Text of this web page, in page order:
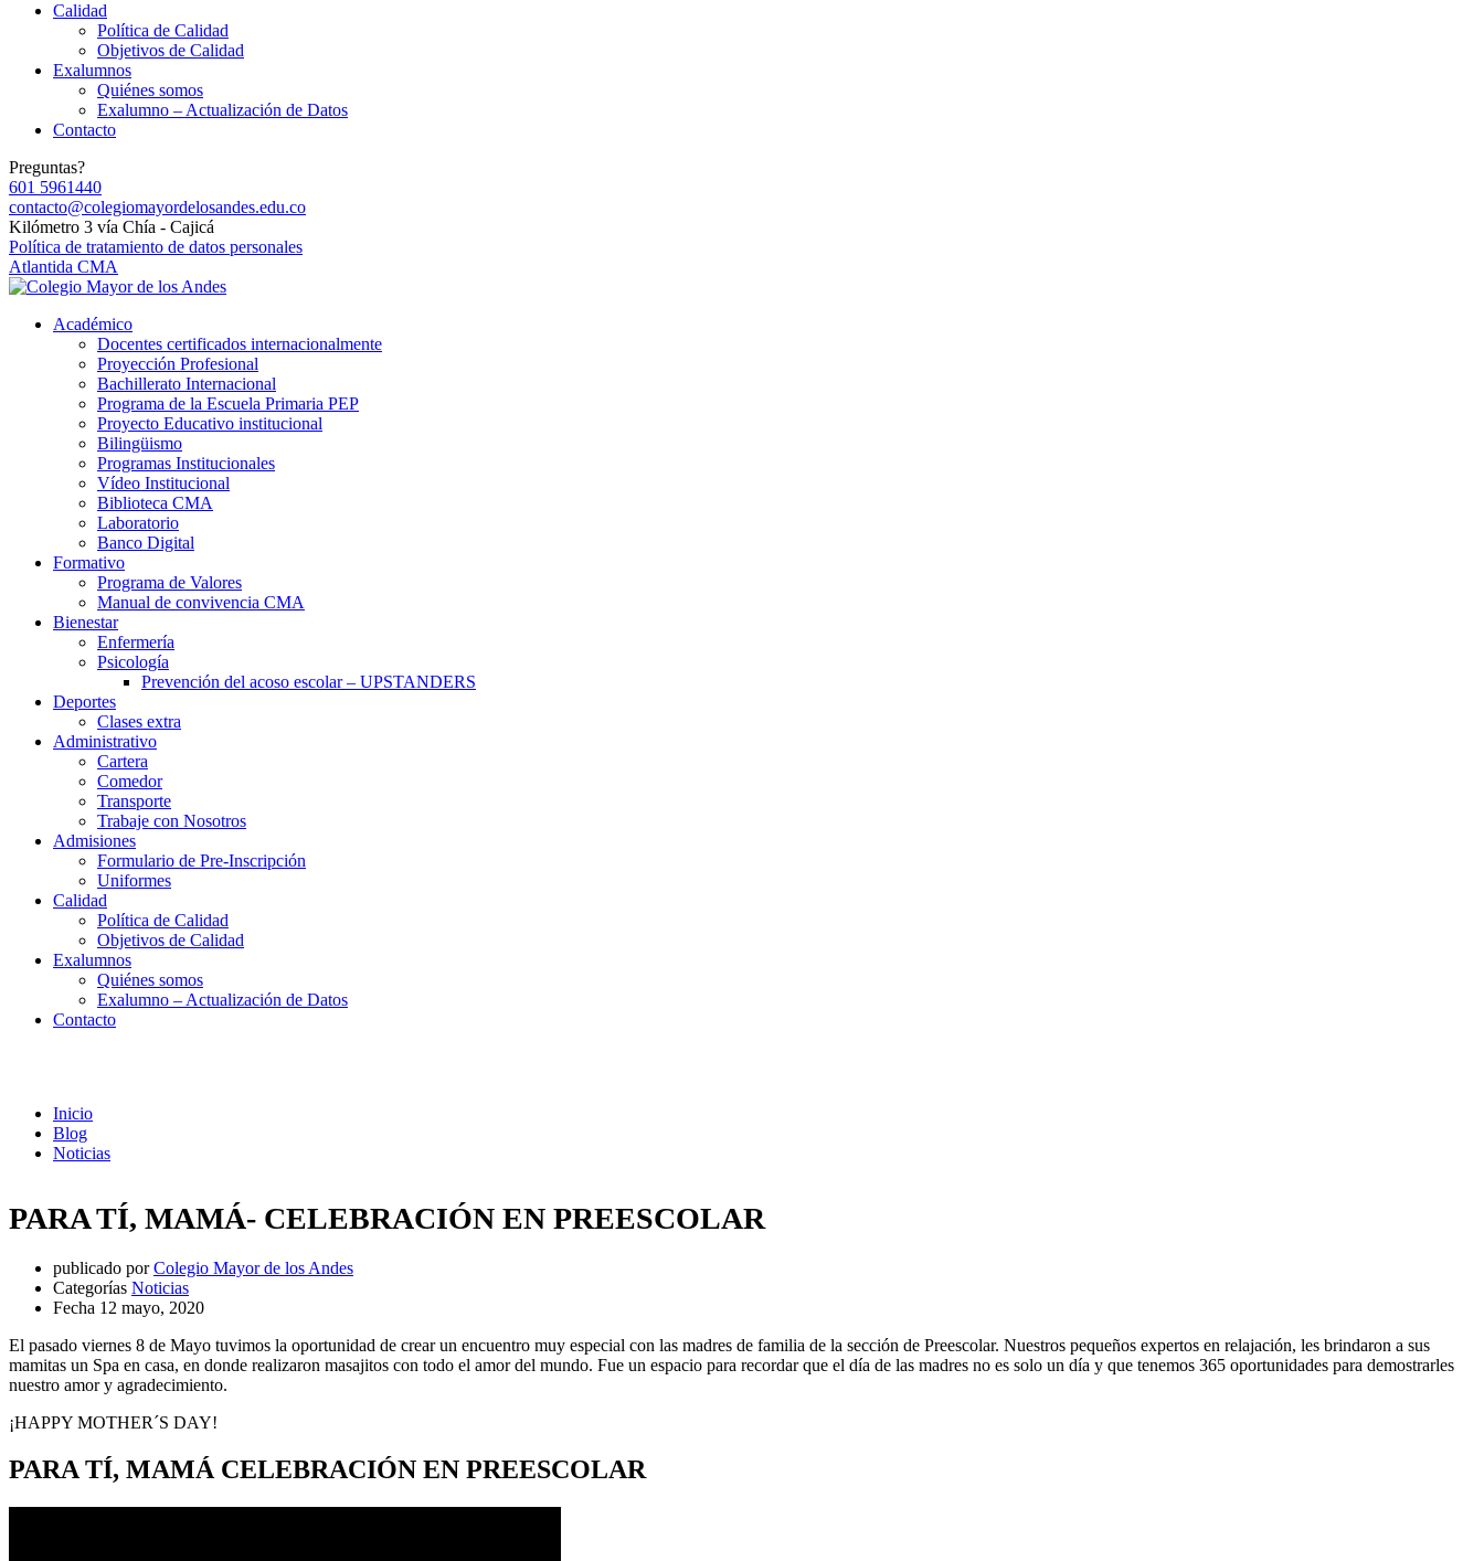
Calidad
Política de Calidad
Objetivos de Calidad
Exalumnos
Quiénes somos
Exalumno – Actualización de Datos
Contacto
Preguntas?
601 5961440
contacto@colegiomayordelosandes.edu.co
Kilómetro 3 vía Chía - Cajicá
Política de tratamiento de datos personales
Atlantida CMA
Académico
Docentes certificados internacionalmente
Proyección Profesional
Bachillerato Internacional
Programa de la Escuela Primaria PEP
Proyecto Educativo institucional
Bilingüismo
Programas Institucionales
Vídeo Institucional
Biblioteca CMA
Laboratorio
Banco Digital
Formativo
Programa de Valores
Manual de convivencia CMA
Bienestar
Enfermería
Psicología
Prevención del acoso escolar – UPSTANDERS
Deportes
Clases extra
Administrativo
Cartera
Comedor
Transporte
Trabaje con Nosotros
Admisiones
Formulario de Pre-Inscripción
Uniformes
Calidad
Política de Calidad
Objetivos de Calidad
Exalumnos
Quiénes somos
Exalumno – Actualización de Datos
Contacto
Inicio
Blog
Noticias
PARA TÍ, MAMÁ- CELEBRACIÓN EN PREESCOLAR
publicado por Colegio Mayor de los Andes
Categorías Noticias
Fecha 12 mayo, 2020
El pasado viernes 8 de Mayo tuvimos la oportunidad de crear un encuentro muy especial con las madres de familia de la sección de Preescolar. Nuestros pequeños expertos en relajación, les brindaron a sus
mamitas un Spa en casa, en donde realizaron masajitos con todo el amor del mundo. Fue un espacio para recordar que el día de las madres no es solo un día y que tenemos 365 oportunidades para demostrarles
nuestro amor y agradecimiento.
¡HAPPY MOTHER´S DAY!
PARA TÍ, MAMÁ CELEBRACIÓN EN PREESCOLAR